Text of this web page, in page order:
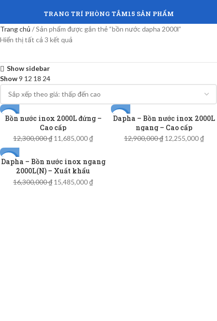
TRANG TRÍ PHÒNG TẮM15 SẢN PHẨM
Trang chủ
Sản phẩm được gắn thẻ “bồn nước dapha 2000l”
Hiển thị tất cả 3 kết quả
Show sidebar
Show9 12 18 24
-5%
Bồn nước inox 2000L đứng –
Cao cấp
12,300,000₫ 11,685,000₫
-5%
Dapha – Bồn nước inox 2000L
ngang – Cao cấp
12,900,000₫ 12,255,000₫
-5%
Dapha – Bồn nước inox ngang
2000L(N) – Xuất khẩu
16,300,000₫ 15,485,000₫